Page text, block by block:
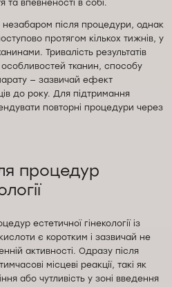
впевненості в собі.
незабаром після процедури, однак
протягом кількох тижнів, у
Тривалість результатів
особливостей тканин, способу
— зазвичай ефект
до року. Для підтримання
повторні процедури через
процедур
естетичної гінекології із
є коротким і зазвичай не
активності. Одразу після
місцеві реакції, такі як
або чутливість у зоні введення